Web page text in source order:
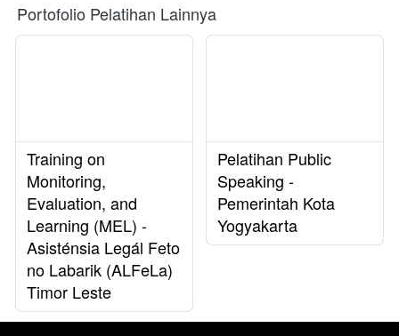
Portofolio Pelatihan Lainnya
Training on
Monitoring,
Evaluation, and
Learning (MEL) -
Asisténsia Legál Feto
no Labarik (ALFeLa)
Timor Leste
Pelatihan Public
Speaking -
Pemerintah Kota
Yogyakarta